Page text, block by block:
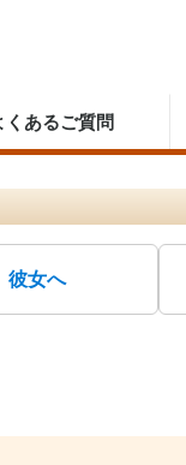
くあるご質問
彼女へ